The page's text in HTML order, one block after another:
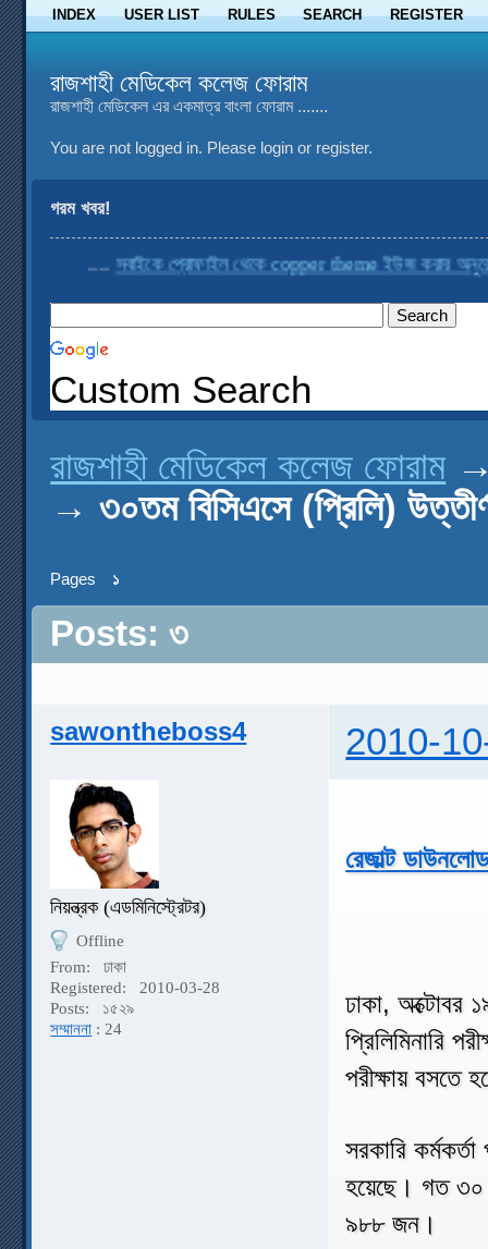
INDEX USER LIST RULES SEARCH REGISTER
রাজশাহী মেডিকেল কলেজ ফোরাম
রাজশাহী মেডিকেল এর একমাত্র বাংলা ফোরাম .......
You are not logged in. Please login or register.
গরম খবর!
সবাইকে প্রোফাইল থেকে copper theme ইউজ করার অনুরোধ
Custom Search
রাজশাহী মেডিকেল কলেজ ফোরাম
→৩০তম বিসিএসে (প্রিলি)
Pages ১
Posts: ৩
sawontheboss4 2010-
নিয়ন্ত্রক (এডমিনিস্ট্রেটর)
Offline
From:
ঢাকা
Registered:
2010-03-28
Posts:
১৫২৯
সম্মাননা : 24
রেজাল্ট
ঢাকা, অক্টোবর
প্রিলিমিনারি
পরীক্ষায় বসতে
সরকারি
হয়েছে। গত ৩০
৯৮৮ জন।